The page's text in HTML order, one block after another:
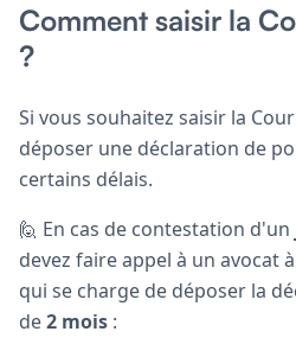
Comment saisir la
?
Si vous souhaitez saisir la
déposer une déclaration de
certains délais.
🙋 En cas de contestation d'un
devez faire appel à un avocat
qui se charge de déposer la
de2 mois :